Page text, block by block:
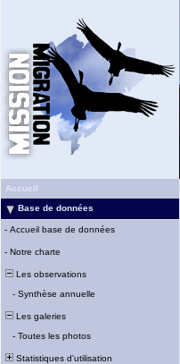
Accueil
Base de données
- Accueil base de données
- Notre charte
Les observations
- Synthèse annuelle
Les galeries
- Toutes les photos
Statistiques d'utilisation